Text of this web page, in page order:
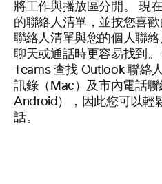
將工作與播放區分開。 現
的聯絡人清單，並按您喜
聯絡人清單與您的個人聯
聊天或通話時更容易找到
Teams 查找 Outlook 聯絡
訊錄（Mac）及市內電話
Android），因此您可以輕
話。